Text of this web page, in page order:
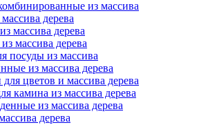
из массива
дерева
массива дерева
массива дерева
посуды из массива
из массива дерева
цветов и массива дерева
камина из массива дерева
из массива дерева
дерева